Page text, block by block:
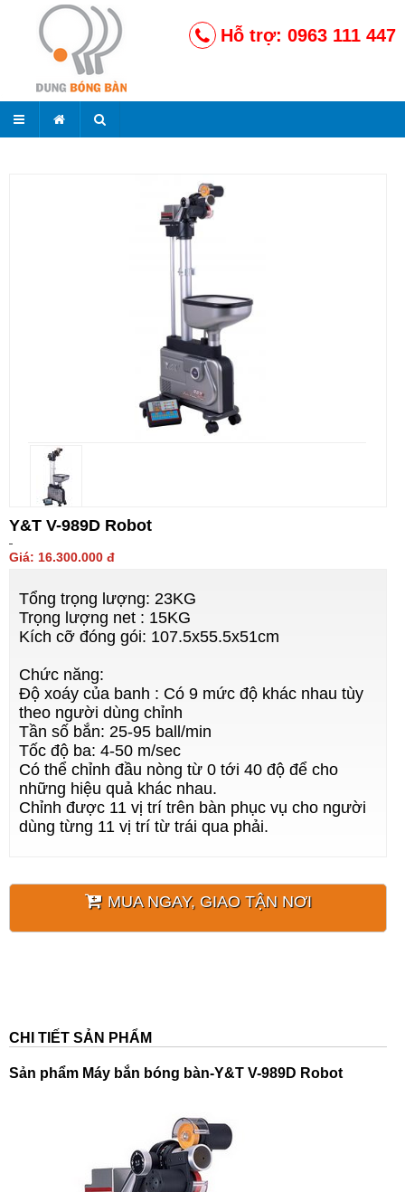
Hỗ trợ: 0963 111 447
Y&T V-989D Robot
Giá: 16.300.000 đ
Tổng trọng lượng: 23KG
Trọng lượng net : 15KG
Kích cỡ đóng gói: 107.5x55.5x51cm
Chức năng:
Độ xoáy của banh : Có 9 mức độ khác nhau tùy
theo người dùng chỉnh
Tần số bắn: 25-95 ball/min
Tốc độ ba: 4-50 m/sec
Có thể chỉnh đầu nòng từ 0 tới 40 độ để cho
những hiệu quả khác nhau.
Chỉnh được 11 vị trí trên bàn phục vụ cho người
dùng từng 11 vị trí từ trái qua phải.
MUA NGAY, GIAO TẬN NƠI
CHI TIẾT SẢN PHẨM
Sản phẩm Máy bắn bóng bàn-Y&T V-989D Robot